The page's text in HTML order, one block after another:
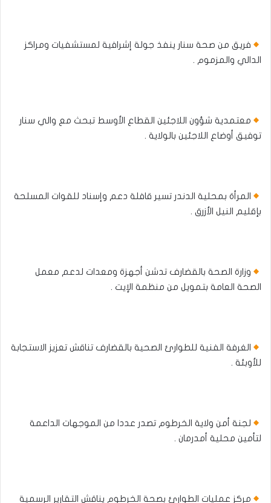
فريق من صحة سنار ينفذ جولة إشرافية لمستشفيات ومراكز
الدالي والمزموم .
معتمدية شؤون اللاجئين القطاع الأوسط تبحث مع والي سنار
توفيق أوضاع اللاجئين بالولاية .
المرأة بمحلية الدندر تسير قافلة دعم وإسناد للقوات المسلحة
بإقليم النيل الأزرق .
وزارة الصحة بالقضارف تدشن أجهزة ومعدات لدعم معمل
الصحة العامة بتمويل من منظمة الإيت .
الغرفة الفنية للطوارئ الصحية بالقضارف تناقش تعزيز الاستجابة
للأوبئة .
لجنة أمن ولاية الخرطوم تصدر عددا من الموجهات الداعمة
لتأمين محلية أمدرمان .
مركز عمليات الطوارئ بصحة الخرطوم يناقش التقارير الرسمية